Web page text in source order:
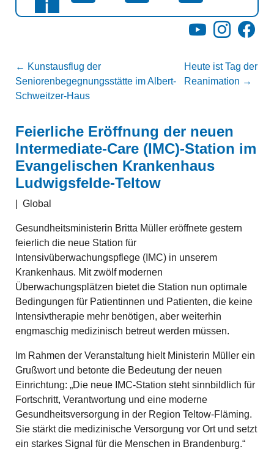
YouTubeInstagram
← Kunstausflug der
Seniorenbegegnungsstätte im Albert-
Schweitzer-Haus
Heute ist Tag der
Reanimation →
Feierliche Eröffnung der neuen
Intermediate-Care (IMC)-Station im
Evangelischen Krankenhaus
Ludwigsfelde-Teltow
Global
Gesundheitsministerin Britta Müller eröffnete gestern
feierlich die neue Station für
Intensivüberwachungspflege (IMC) in unserem
Krankenhaus. Mit zwölf modernen
Überwachungsplätzen bietet die Station nun optimale
Bedingungen für Patientinnen und Patienten, die keine
Intensivtherapie mehr benötigen, aber weiterhin
engmaschig medizinisch betreut werden müssen.
Im Rahmen der Veranstaltung hielt Ministerin Müller ein
Grußwort und betonte die Bedeutung der neuen
Einrichtung: „Die neue IMC-Station steht sinnbildlich für
Fortschritt, Verantwortung und eine moderne
Gesundheitsversorgung in der Region Teltow-Fläming.
Sie stärkt die medizinische Versorgung vor Ort und setzt
ein starkes Signal für die Menschen in Brandenburg.“